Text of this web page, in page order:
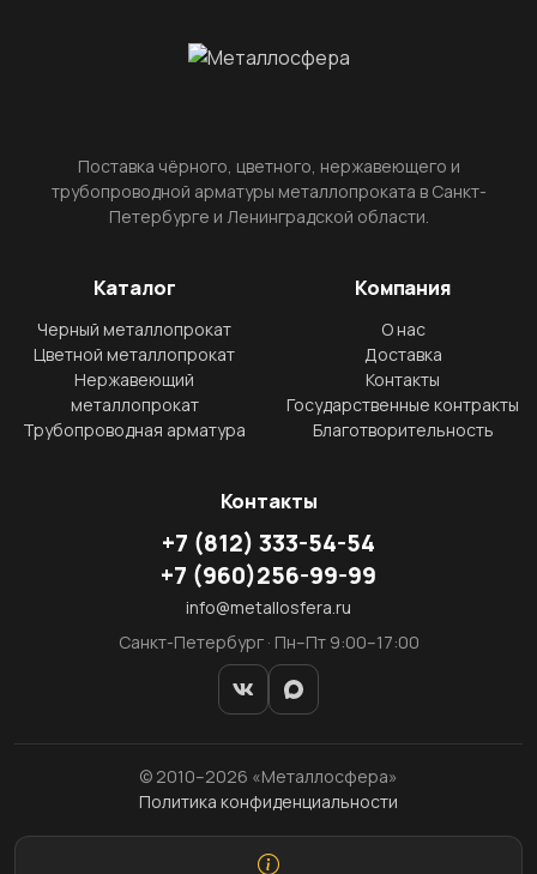
Поставка чёрного, цветного, нержавеющего и
трубопроводной арматуры металлопроката в Санкт-
Петербурге и Ленинградской области.
Каталог
Черный металлопрокат
Цветной металлопрокат
Нержавеющий
металлопрокат
Трубопроводная арматура
Компания
О нас
Доставка
Контакты
Государственные контракты
Благотворительность
Контакты
+7 (812) 333-54-54
+7 (960)256-99-99
info@metallosfera.ru
Санкт-Петербург · Пн–Пт 9:00–17:00
© 2010–2026 «Металлосфера»
Политика конфиденциальности